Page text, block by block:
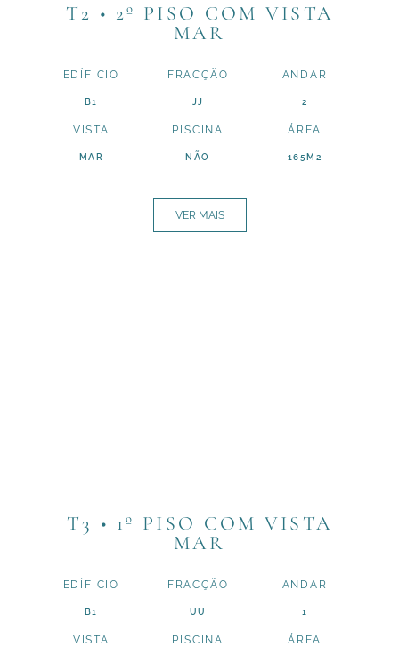
T2 • 2º PISO COM VISTA
MAR
EDÍFICIO
B1
FRACÇÃO
JJ
ANDAR
2
VISTA
MAR
PISCINA
NÃO
ÁREA
165M2
VER MAIS
T3 • 1º PISO COM VISTA
MAR
EDÍFICIO
B1
FRACÇÃO
UU
ANDAR
1
VISTA PISCINA ÁREA